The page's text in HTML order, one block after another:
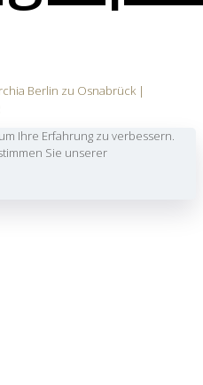
Berlin zu Osnabrück |
Ihre Erfahrung zu verbessern.
Sie unserer